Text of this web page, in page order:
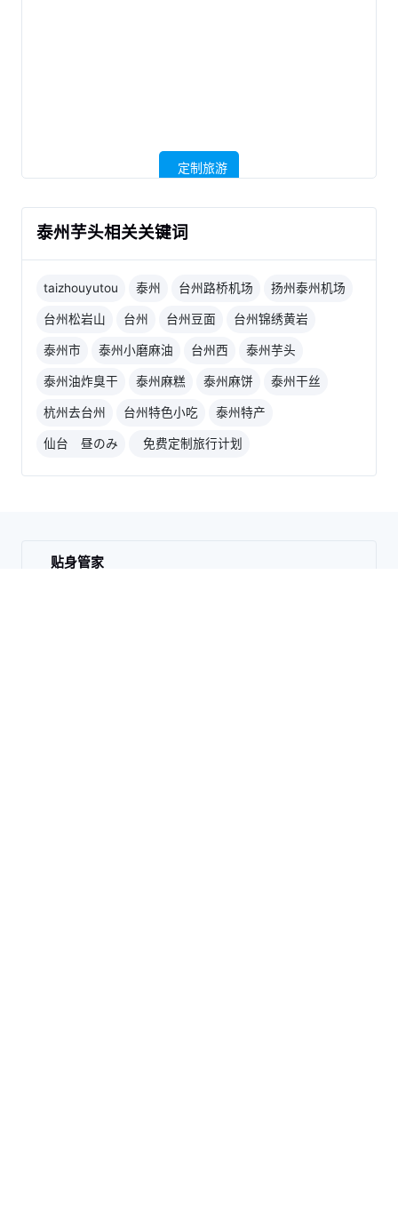
定制旅游
泰州芋头相关关键词
taizhouyutou 泰州 台州路桥机场 扬州泰州机场
台州松岩山 台州 台州豆面 台州锦绣黄岩
泰州市 泰州小磨麻油 台州西 泰州芋头
泰州油炸臭干 泰州麻糕 泰州麻饼 泰州干丝
杭州去台州 台州特色小吃 泰州特产
仙台 昼のみ 免费定制旅行计划
贴身管家